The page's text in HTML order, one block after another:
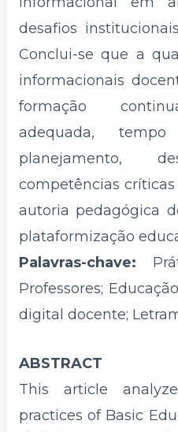
desafios
Conclui-se que a
informacionais
formação
adequada,
planejamento,
competências
autoria pedagógica
plataformização
Palavras-chave:
Professores;
digital docente;
ABSTRACT
This article
practices of Basic